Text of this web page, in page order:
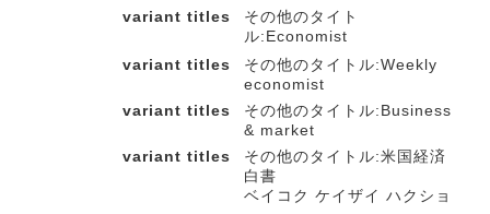
variant titles
その他のタイト
ル:Economist
variant titles
その他のタイトル:Weekly
economist
variant titles
その他のタイトル:Business
& market
variant titles
その他のタイトル:米国経済
白書
ベイコク ケイザイ ハクショ